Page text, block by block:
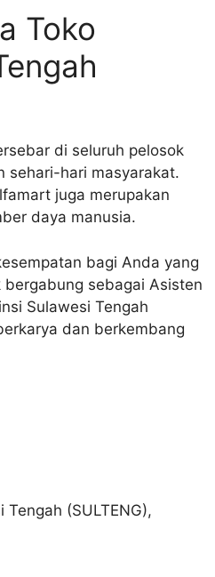
Toko
di seluruh pelosok
sehari-hari masyarakat.
juga merupakan
daya manusia.
bagi Anda yang
sebagai Asisten
Sulawesi Tengah
dan berkembang
(SULTENG),